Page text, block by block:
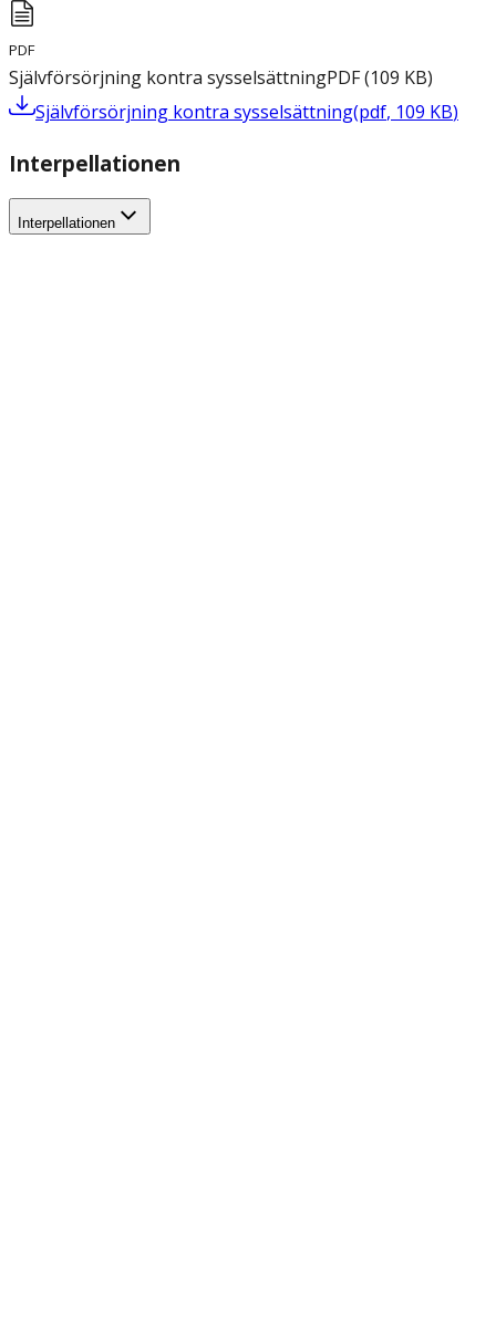
PDF
Självförsörjning kontra sysselsättningPDF(109 KB)
Självförsörjning kontra sysselsättning(pdf, 109 KB)
Interpellationen
Interpellationen